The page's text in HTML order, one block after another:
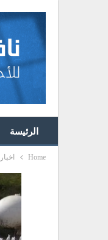
الرئيسة
Home